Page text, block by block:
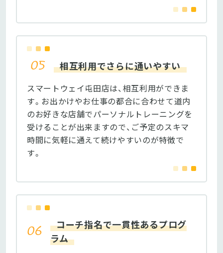
相互利用でさらに通いやすい
スマートウェイ屯田店は、相互利用ができま
す。お出かけやお仕事の都合に合わせて道内
のお好きな店舗でパーソナルトレーニングを
受けることが出来ますので、ご予定のスキマ
時間に気軽に通えて続けやすいのが特徴で
す。
コーチ指名で一貫性あるプログ
ラム